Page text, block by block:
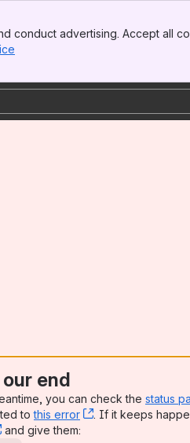
conduct advertising. Accept all
end
you can check the status
tothis error , (opens new
. If it keeps
, (opens new window)
and give them: